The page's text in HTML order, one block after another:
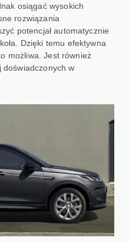
osiągać wysokich
rozwiązania
potencjał automatycznie
Dzięki temu efektywna
możliwa. Jest również
doświadczonych w